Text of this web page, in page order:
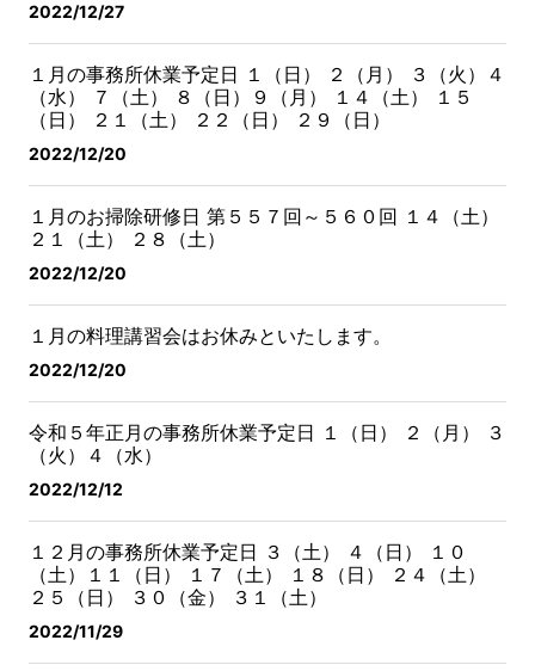
2022/12/27
１月の事務所休業予定日 １（日） ２（月） ３（火）４
（水） ７（土） ８（日）
９（月） １４（土） １５
（日） ２１（土） ２２（日）
２９（日）
2022/12/20
１月のお掃除研修日 第５５７回～５６０回 １４（土）
２１（土） ２８（土）
2022/12/20
１月の料理講習会はお休みといたします。
2022/12/20
令和５年正月の事務所休業予定日 １（日） ２（月） ３
（火）４（水）
2022/12/12
１２月の事務所休業予定日 ３（土） ４（日） １０
（土）１１（日） １７（土）
１８（日） ２４（土）
２５（日） ３０（金） ３１（土）
2022/11/29